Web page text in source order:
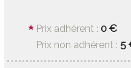
Prix adhérent :0 €
Prix non adhérent : 5